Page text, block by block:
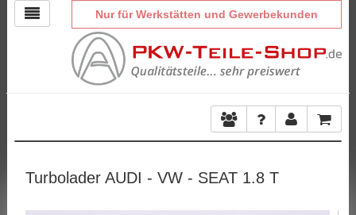
Nur für Werkstätten und Gewerbekunden
Turbolader AUDI - VW - SEAT 1.8 T